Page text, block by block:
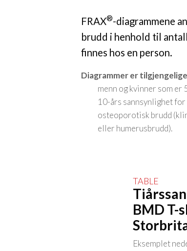
FRAX®-diagrammene
brudd i henhold til
finnes hos en person.
Diagrammer er
menn og kvinner som er
10-års sannsynlighet
osteoporotisk brudd
eller humerusbrudd).
BMD T-
Eksemplet